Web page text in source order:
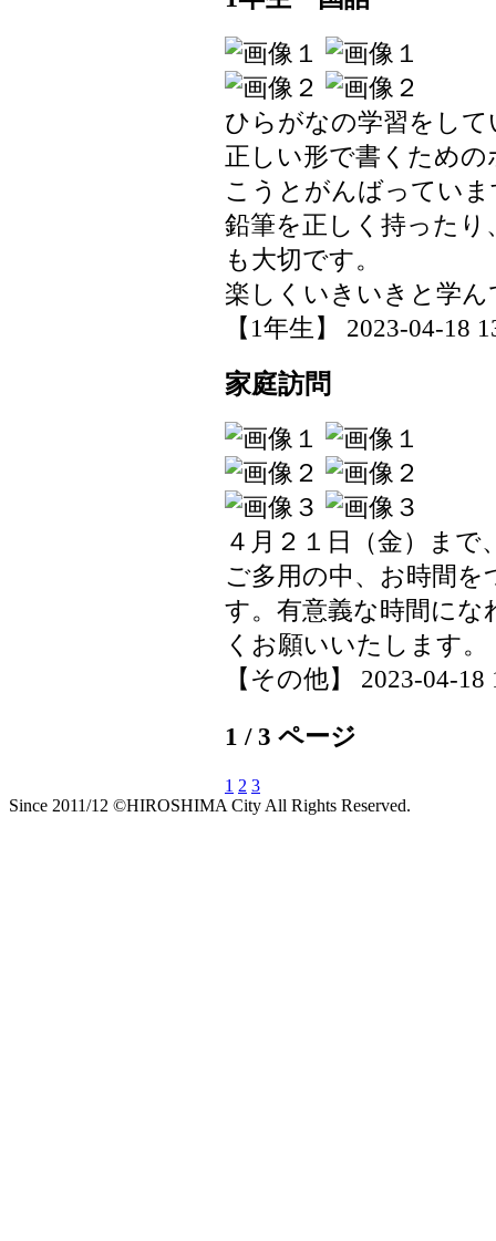
ひらがなの学習をして
正しい形で書くため
こうとがんばっていま
鉛筆を正しく持った
も大切です。
楽しくいきいきと学
【1年生】 2023-04-18
家庭訪問
４月２１日（金）ま
ご多用の中、お時間
す。有意義な時間に
くお願いいたします。
【その他】 2023-04-18
1 / 3 ページ
1 2 3
Since 2011/12 ©HIROSHIMA City All Rights Reserved.